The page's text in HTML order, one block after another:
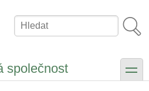
Hledat
společnost toggle